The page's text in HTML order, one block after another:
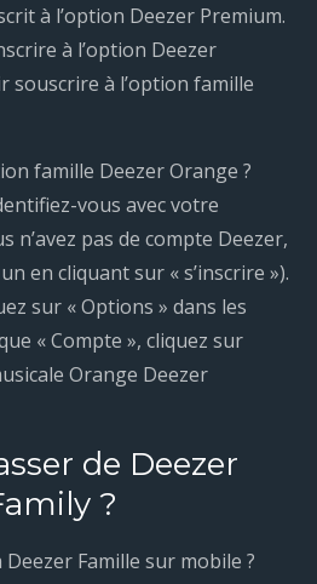
à l’option Deezer Premium.
à l’option Deezer
souscrire à l’option famille
famille Deezer Orange ?
vous avec votre
n’avez pas de compte Deezer,
en cliquant sur « s’inscrire »).
sur « Options » dans les
« Compte », cliquez sur
Orange Deezer
de Deezer
?
Famille sur mobile ?